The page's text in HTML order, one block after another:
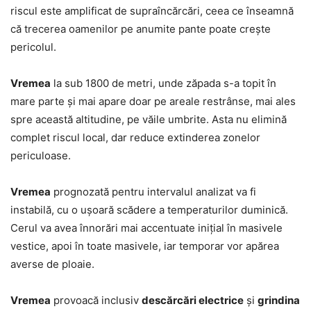
riscul este amplificat de supraîncărcări, ceea ce înseamnă
că trecerea oamenilor pe anumite pante poate crește
pericolul.
Vremea la sub 1800 de metri, unde zăpada s-a topit în
mare parte și mai apare doar pe areale restrânse, mai ales
spre această altitudine, pe văile umbrite. Asta nu elimină
complet riscul local, dar reduce extinderea zonelor
periculoase.
Vremea prognozată pentru intervalul analizat va fi
instabilă, cu o ușoară scădere a temperaturilor duminică.
Cerul va avea înnorări mai accentuate inițial în masivele
vestice, apoi în toate masivele, iar temporar vor apărea
averse de ploaie.
Vremea provoacă inclusiv descărcări electrice și grindina